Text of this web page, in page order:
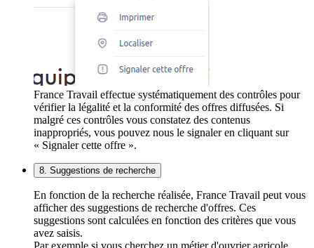
France Travail effectue systématiquement des contrôles pour
vérifier la légalité et la conformité des offres diffusées. Si
malgré ces contrôles vous constatez des contenus
inappropriés, vous pouvez nous le signaler en cliquant sur
« Signaler cette offre ».
8. Suggestions de recherche
En fonction de la recherche réalisée, France Travail peut vous
afficher des suggestions de recherche d'offres. Ces
suggestions sont calculées en fonction des critères que vous
avez saisis.